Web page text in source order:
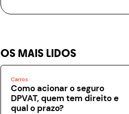
OS MAIS LIDOS
Carros
Como acionar o seguro
DPVAT, quem tem direito e
qual o prazo?